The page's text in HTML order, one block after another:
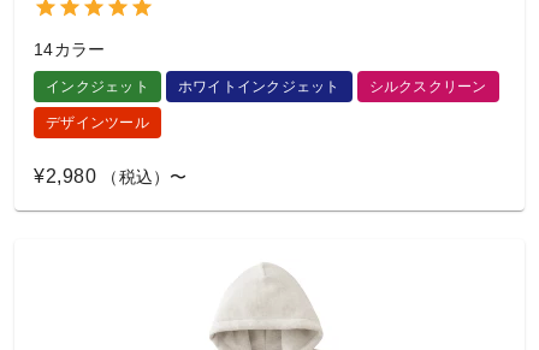
14カラー
インクジェット ホワイトインクジェット シルクスクリーン
デザインツール
¥2,980 （税込）〜